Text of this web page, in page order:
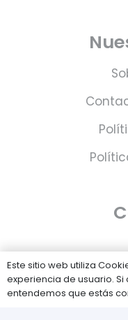
Este sitio web utiliza
experiencia de usuario.
entendemos que estás